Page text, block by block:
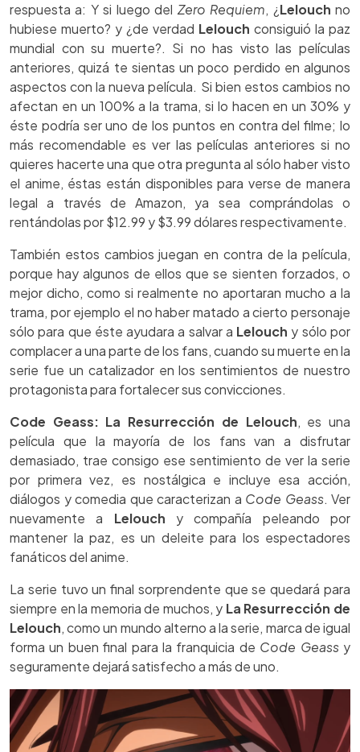
respuesta a: Y si luego delZero Requiem, ¿Lelouch no
hubiese muerto? y ¿de verdad Lelouch consiguió la paz
mundial con su muerte?. Si no has visto las películas
anteriores, quizá te sientas un poco perdido en algunos
aspectos con la nueva película. Si bien estos cambios no
afectan en un 100% a la trama, si lo hacen en un 30% y
éste podría ser uno de los puntos en contra del filme; lo
más recomendable es ver las películas anteriores si no
quieres hacerte una que otra pregunta al sólo haber visto
el anime, éstas están disponibles para verse de manera
legal a través de Amazon, ya sea comprándolas o
rentándolas por $12.99 y $3.99 dólares respectivamente.
También estos cambios juegan en contra de la película,
porque hay algunos de ellos que se sienten forzados, o
mejor dicho, como si realmente no aportaran mucho a la
trama, por ejemplo el no haber matado a cierto personaje
sólo para que éste ayudara a salvar a Lelouch y sólo por
complacer a una parte de los fans, cuando su muerte en la
serie fue un catalizador en los sentimientos de nuestro
protagonista para fortalecer sus convicciones.
Code Geass: La Resurrección de Lelouch, es una
película que la mayoría de los fans van a disfrutar
demasiado, trae consigo ese sentimiento de ver la serie
por primera vez, es nostálgica e incluye esa acción,
diálogos y comedia que caracterizan a Code Geass. Ver
nuevamente a Lelouch y compañía peleando por
mantener la paz, es un deleite para los espectadores
fanáticos del anime.
La serie tuvo un final sorprendente que se quedará para
siempre en la memoria de muchos, y La Resurrección de
Lelouch, como un mundo alterno a la serie, marca de igual
forma un buen final para la franquicia de Code Geass y
seguramente dejará satisfecho a más de uno.